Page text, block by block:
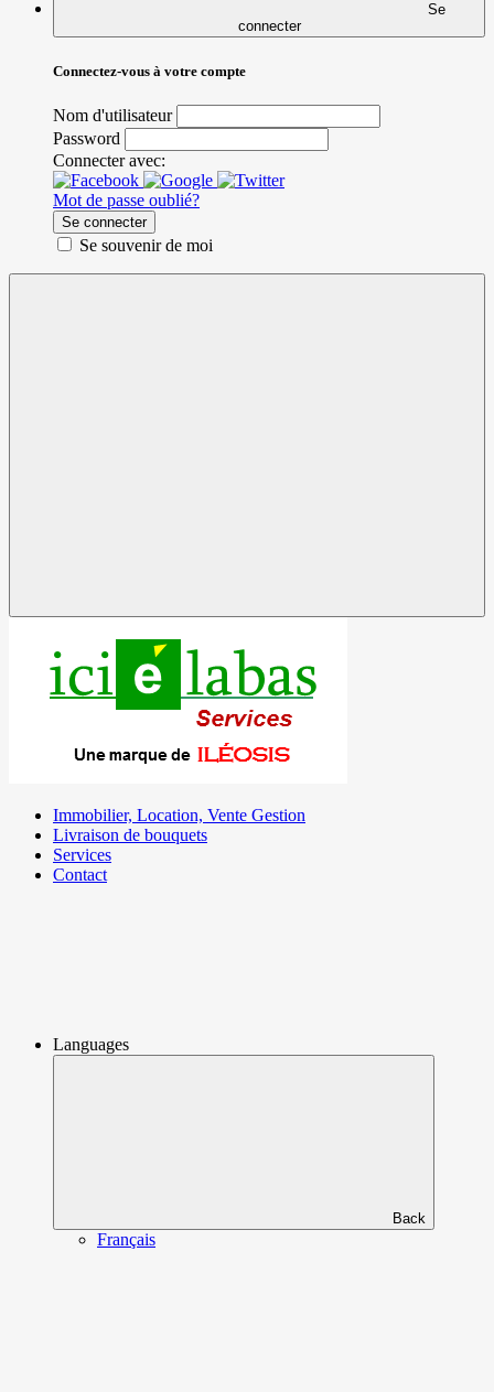
Se
connecter
Connectez-vous à votre compte
Nom d'utilisateur
Password
Connecter avec:
Mot de passe oublié?
Se connecter
Se souvenir de moi
Immobilier, Location, Vente Gestion
Livraison de bouquets
Services
Contact
Languages
Back
Français